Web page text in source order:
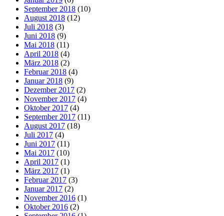
September 2018 (10)
August 2018 (12)
Juli 2018 (3)
Juni 2018 (9)
Mai 2018 (11)
April 2018 (4)
März 2018 (2)
Februar 2018 (4)
Januar 2018 (9)
Dezember 2017 (2)
November 2017 (4)
Oktober 2017 (4)
September 2017 (11)
August 2017 (18)
Juli 2017 (4)
Juni 2017 (11)
Mai 2017 (10)
April 2017 (1)
März 2017 (1)
Februar 2017 (3)
Januar 2017 (2)
November 2016 (1)
Oktober 2016 (2)